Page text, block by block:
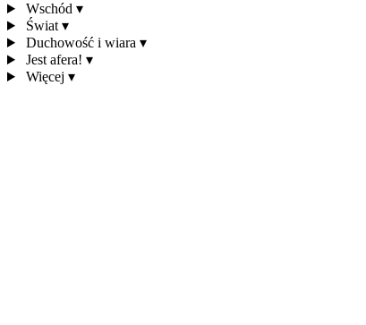
Wschód ▾
Świat ▾
Duchowość i wiara ▾
Jest afera! ▾
Więcej ▾